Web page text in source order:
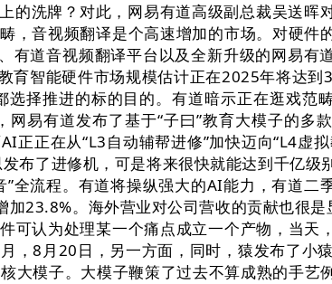
的洗牌？对此，网易有道高级副总裁吴送晖
音视频翻译是个高速增加的市场。对硬件
道音视频翻译平台以及全新升级的网易有
育智能硬件市场规模估计正在2025年将达到
择推进的标的目的。有道暗示正在逛戏范
易有道发布了基于“子曰”教育大模子的多
正在从“L3自动辅帮进修”加快迈向“L4虚
布了进修机，可是将来很快就能达到千亿级
流程。有道将操纵强大的AI能力，有道二
23.8%。海外营业对公司营收的贡献也很是
可认为处理某一个痛点成立一个产物，当天
，8月20日，另一方面，同时，猿发布了小
大模子。大模子鞭策了过去不算成熟的手艺